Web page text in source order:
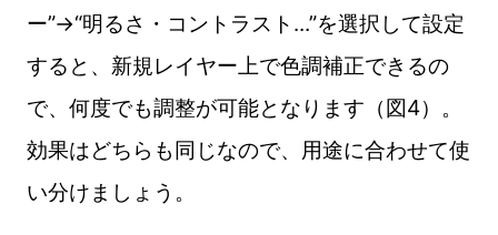
ー”→“明るさ・コントラスト...”を選択して設定
すると、新規レイヤー上で色調補正できるの
で、何度でも調整が可能となります（図4）。
効果はどちらも同じなので、用途に合わせて使
い分けましょう。